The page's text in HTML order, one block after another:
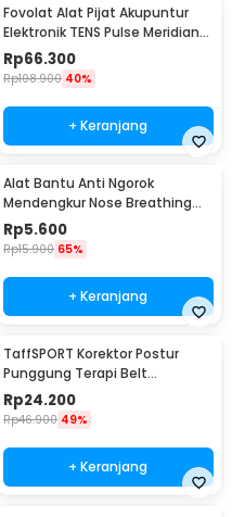
Fovolat Alat Pijat Akupuntur
Elektronik TENS Pulse Meridian
Massager - SY-D2-116
Rp66.300
Rp108.900 40%
+ Keranjang
Alat Bantu Anti Ngorok
Mendengkur Nose Breathing
Stop Snoring 4 PCS
Rp5.600
Rp15.900 65%
+ Keranjang
TaffSPORT Korektor Postur
Punggung Terapi Belt
Magnetic L - T025
Rp24.200
Rp46.900 49%
+ Keranjang